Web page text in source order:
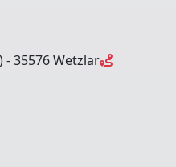
- 35576 Wetzlar